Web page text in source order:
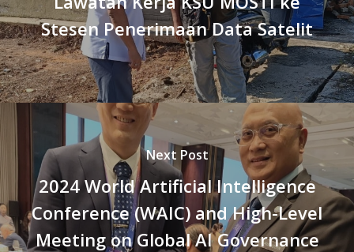
Stesen Penerimaan Data Satelit
Next Post
2024 World Artificial Intelligence
Conference (WAIC) and High-Level
Meeting on Global AI Governance